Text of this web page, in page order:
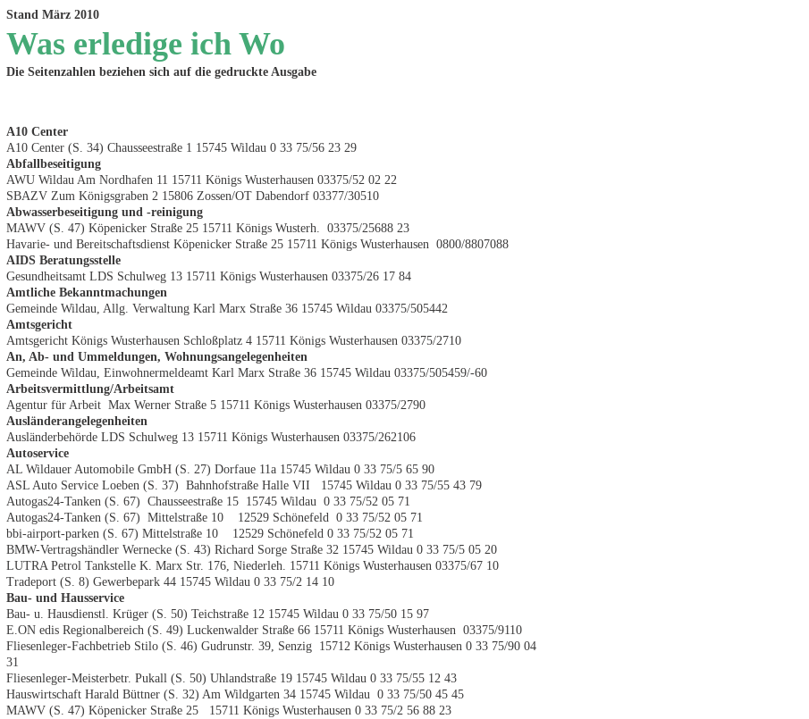
Stand März 2010
Was erledige ich Wo
Die Seitenzahlen beziehen sich auf die gedruckte Ausgabe
A10 Center
A10 Center (S. 34) Chausseestraße 1 15745 Wildau 0 33 75/56 23 29
Abfallbeseitigung
AWU Wildau Am Nordhafen 11 15711 Königs Wusterhausen 03375/52 02 22
SBAZV Zum Königsgraben 2 15806 Zossen/OT Dabendorf 03377/30510
Abwasserbeseitigung und -reinigung
MAWV (S. 47) Köpenicker Straße 25 15711 Königs Wusterh. 03375/25688 23
Havarie- und Bereitschaftsdienst Köpenicker Straße 25 15711 Königs Wusterhausen 0800/8807088
AIDS Beratungsstelle
Gesundheitsamt LDS Schulweg 13 15711 Königs Wusterhausen 03375/26 17 84
Amtliche Bekanntmachungen
Gemeinde Wildau, Allg. Verwaltung Karl Marx Straße 36 15745 Wildau 03375/505442
Amtsgericht
Amtsgericht Königs Wusterhausen Schloßplatz 4 15711 Königs Wusterhausen 03375/2710
An, Ab- und Ummeldungen, Wohnungsangelegenheiten
Gemeinde Wildau, Einwohnermeldeamt Karl Marx Straße 36 15745 Wildau 03375/505459/-60
Arbeitsvermittlung/Arbeitsamt
Agentur für Arbeit Max Werner Straße 5 15711 Königs Wusterhausen 03375/2790
Ausländerangelegenheiten
Ausländerbehörde LDS Schulweg 13 15711 Königs Wusterhausen 03375/262106
Autoservice
AL Wildauer Automobile GmbH (S. 27) Dorfaue 11a 15745 Wildau 0 33 75/5 65 90
ASL Auto Service Loeben (S. 37) Bahnhofstraße Halle VII 15745 Wildau 0 33 75/55 43 79
Autogas24-Tanken (S. 67) Chausseestraße 15 15745 Wildau 0 33 75/52 05 71
Autogas24-Tanken (S. 67) Mittelstraße 10 12529 Schönefeld 0 33 75/52 05 71
bbi-airport-parken (S. 67) Mittelstraße 10 12529 Schönefeld 0 33 75/52 05 71
BMW-Vertragshändler Wernecke (S. 43) Richard Sorge Straße 32 15745 Wildau 0 33 75/5 05 20
LUTRA Petrol Tankstelle K. Marx Str. 176, Niederleh. 15711 Königs Wusterhausen 03375/67 10
Tradeport (S. 8) Gewerbepark 44 15745 Wildau 0 33 75/2 14 10
Bau- und Hausservice
Bau- u. Hausdienstl. Krüger (S. 50) Teichstraße 12 15745 Wildau 0 33 75/50 15 97
E.ON edis Regionalbereich (S. 49) Luckenwalder Straße 66 15711 Königs Wusterhausen 03375/9110
Fliesenleger-Fachbetrieb Stilo (S. 46) Gudrunstr. 39, Senzig 15712 Königs Wusterhausen 0 33 75/90 04
31
Fliesenleger-Meisterbetr. Pukall (S. 50) Uhlandstraße 19 15745 Wildau 0 33 75/55 12 43
Hauswirtschaft Harald Büttner (S. 32) Am Wildgarten 34 15745 Wildau 0 33 75/50 45 45
MAWV (S. 47) Köpenicker Straße 25 15711 Königs Wusterhausen 0 33 75/2 56 88 23